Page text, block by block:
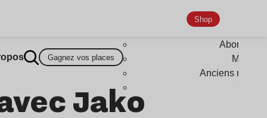
Gagnez vos places
Shop
Anciens
Jako